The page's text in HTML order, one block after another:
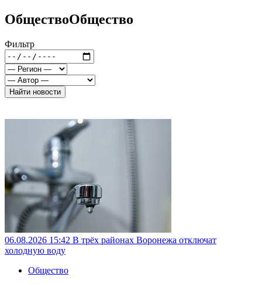
ОбществоОбщество
Фильтр
Найти новости
06.08.2026 15:42 В трёх районах Воронежа отключат
холодную воду
Общество